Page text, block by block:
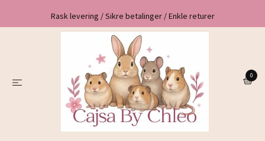
Rask levering / Sikre betalinger / Enkle returer
0